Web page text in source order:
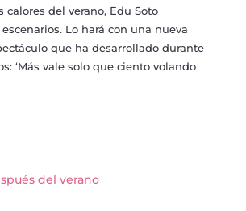
calores del verano, Edu Soto
Lo hará con una nueva
que ha desarrollado durante
‘Más vale solo que ciento volando